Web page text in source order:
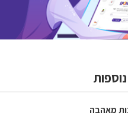
מאהבה